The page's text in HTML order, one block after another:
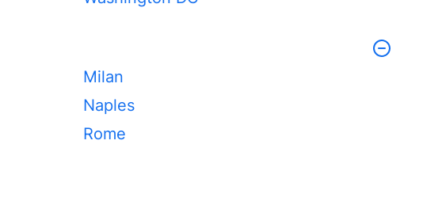
Milan
Naples
Rome